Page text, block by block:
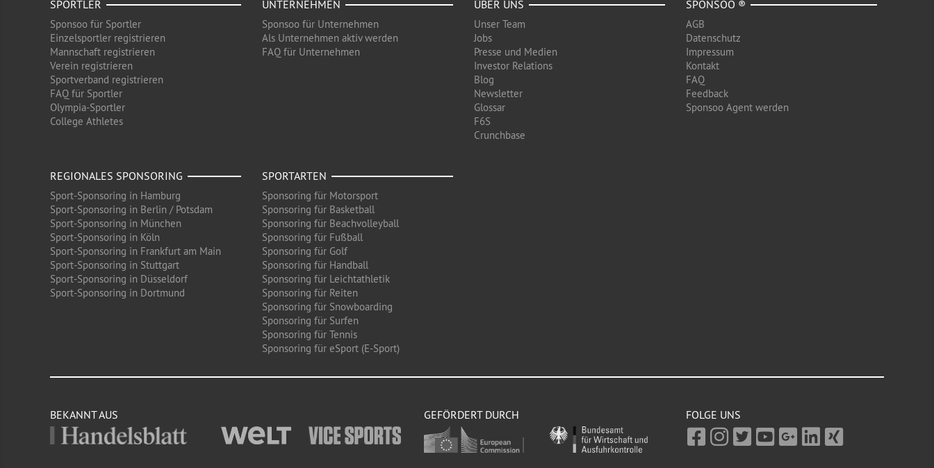
SPORTLER
Sponsoo für Sportler
Einzelsportler registrieren
Mannschaft registrieren
Verein registrieren
Sportverband registrieren
FAQ für Sportler
Olympia-Sportler
College Athletes
UNTERNEHMEN
Sponsoo für Unternehmen
Als Unternehmen aktiv werden
FAQ für Unternehmen
ÜBER UNS
Unser Team
Jobs
Presse und Medien
Investor Relations
Blog
Newsletter
Glossar
F6S
Crunchbase
SPONSOO ®
AGB
Datenschutz
Impressum
Kontakt
FAQ
Feedback
Sponsoo Agent werden
REGIONALES SPONSORING
Sport-Sponsoring in Hamburg
Sport-Sponsoring in Berlin / Potsdam
Sport-Sponsoring in München
Sport-Sponsoring in Köln
Sport-Sponsoring in Frankfurt am Main
Sport-Sponsoring in Stuttgart
Sport-Sponsoring in Düsseldorf
Sport-Sponsoring in Dortmund
SPORTARTEN
Sponsoring für Motorsport
Sponsoring für Basketball
Sponsoring für Beachvolleyball
Sponsoring für Fußball
Sponsoring für Golf
Sponsoring für Handball
Sponsoring für Leichtathletik
Sponsoring für Reiten
Sponsoring für Snowboarding
Sponsoring für Surfen
Sponsoring für Tennis
Sponsoring für eSport (E-Sport)
BEKANNT AUS GEFÖRDERT DURCH FOLGE UNS